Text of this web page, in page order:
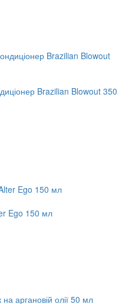
Brazilian Blowout 350
Ego 150 мл